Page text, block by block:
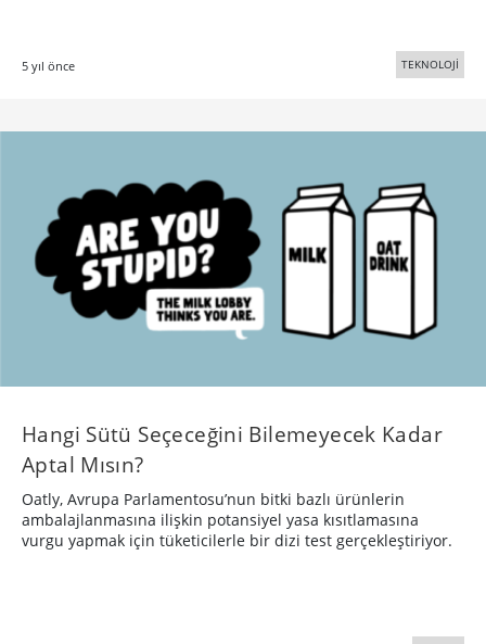
5 yıl önce TEKNOLOJİ
Hangi Sütü Seçeceğini Bilemeyecek Kadar
Aptal Mısın?
Oatly, Avrupa Parlamentosu’nun bitki bazlı ürünlerin
ambalajlanmasına ilişkin potansiyel yasa kısıtlamasına
vurgu yapmak için tüketicilerle bir dizi test gerçekleştiriyor.